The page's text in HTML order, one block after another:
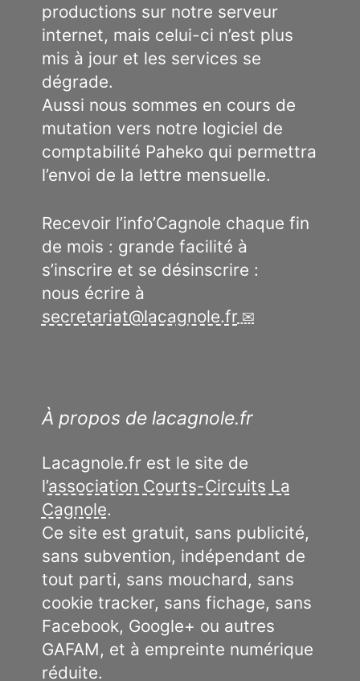
productions sur notre serveur
internet, mais celui-ci n’est plus
mis à jour et les services se
dégrade.
Aussi nous sommes en cours de
mutation vers notre logiciel de
comptabilité Paheko qui permettra
l’envoi de la lettre mensuelle.
Recevoir l’info’Cagnole chaque fin
de mois : grande facilité à
s’inscrire et se désinscrire :
nous écrire à
secretariat@lacagnole.fr
À propos de lacagnole.fr
Lacagnole.fr est le site de
l’association Courts-Circuits La
Cagnole.
Ce site est gratuit, sans publicité,
sans subvention, indépendant de
tout parti, sans mouchard, sans
cookie tracker, sans fichage, sans
Facebook, Google+ ou autres
GAFAM, et à empreinte numérique
réduite.